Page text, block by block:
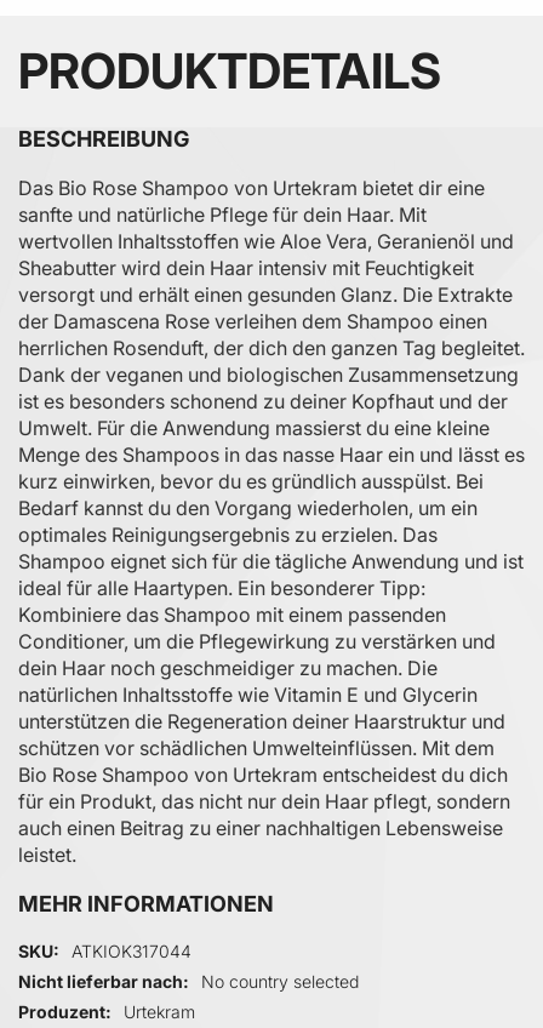
PRODUKTDETAILS
BESCHREIBUNG
Das Bio Rose Shampoo von Urtekram bietet dir eine
sanfte und natürliche Pflege für dein Haar. Mit
wertvollen Inhaltsstoffen wie Aloe Vera, Geranienöl und
Sheabutter wird dein Haar intensiv mit Feuchtigkeit
versorgt und erhält einen gesunden Glanz. Die Extrakte
der Damascena Rose verleihen dem Shampoo einen
herrlichen Rosenduft, der dich den ganzen Tag begleitet.
Dank der veganen und biologischen Zusammensetzung
ist es besonders schonend zu deiner Kopfhaut und der
Umwelt. Für die Anwendung massierst du eine kleine
Menge des Shampoos in das nasse Haar ein und lässt es
kurz einwirken, bevor du es gründlich ausspülst. Bei
Bedarf kannst du den Vorgang wiederholen, um ein
optimales Reinigungsergebnis zu erzielen. Das
Shampoo eignet sich für die tägliche Anwendung und ist
ideal für alle Haartypen. Ein besonderer Tipp:
Kombiniere das Shampoo mit einem passenden
Conditioner, um die Pflegewirkung zu verstärken und
dein Haar noch geschmeidiger zu machen. Die
natürlichen Inhaltsstoffe wie Vitamin E und Glycerin
unterstützen die Regeneration deiner Haarstruktur und
schützen vor schädlichen Umwelteinflüssen. Mit dem
Bio Rose Shampoo von Urtekram entscheidest du dich
für ein Produkt, das nicht nur dein Haar pflegt, sondern
auch einen Beitrag zu einer nachhaltigen Lebensweise
leistet.
MEHR INFORMATIONEN
Mehr Informationen
SKU
ATKIOK317044
Nicht lieferbar nach
No country selected
Produzent
Urtekram